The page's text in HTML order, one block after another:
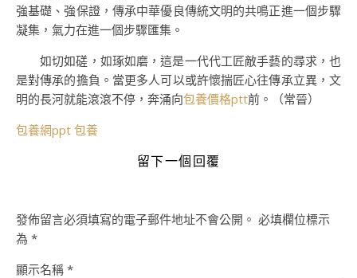
強基礎、強保證，傳承中華優良傳統文明的共鳴正進一個步驟
凝集，氣力在進一個步驟匯集。
如切如磋，如琢如磨，這是一代代工匠敵手藝的尋求，也
是對傳承的擔負。當更多人可以或許懷揣匠心往傳承立異，文
明的長河就能滾滾不停，奔涌向包養價格ptt前。（常晉）
包養網ppt 包養
留下一個回覆
發佈留言必須填寫的電子郵件地址不會公開。 必填欄位標示
為 *
顯示名稱 *